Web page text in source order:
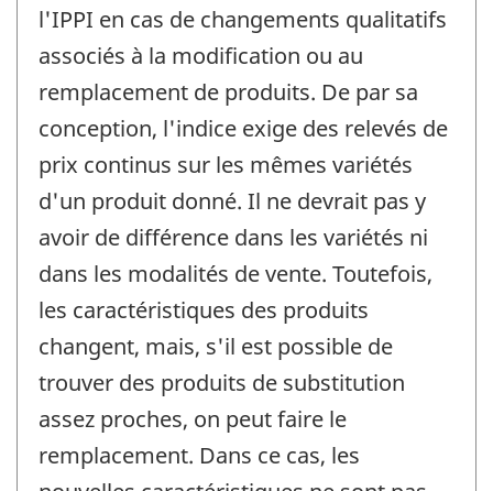
l'IPPI en cas de changements qualitatifs
associés à la modification ou au
remplacement de produits. De par sa
conception, l'indice exige des relevés de
prix continus sur les mêmes variétés
d'un produit donné. Il ne devrait pas y
avoir de différence dans les variétés ni
dans les modalités de vente. Toutefois,
les caractéristiques des produits
changent, mais, s'il est possible de
trouver des produits de substitution
assez proches, on peut faire le
remplacement. Dans ce cas, les